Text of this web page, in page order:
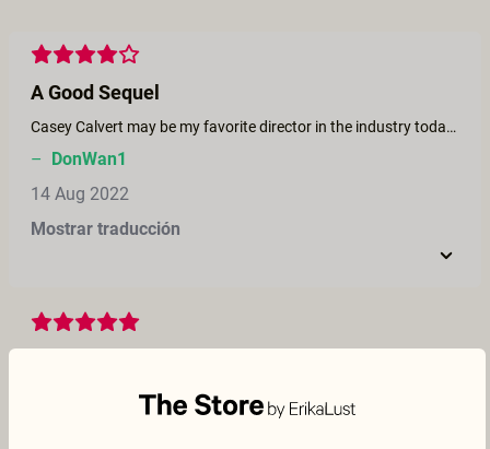
A Good Sequel
Casey Calvert may be my favorite director in the industry today! The way she crafts a story with believable sex about people wanting love, but not quite sure how to get it! Another great performance by Kristen Scott, who i wish would return to acting !
– DonWan1
14 Aug 2022
Mostrar traducción